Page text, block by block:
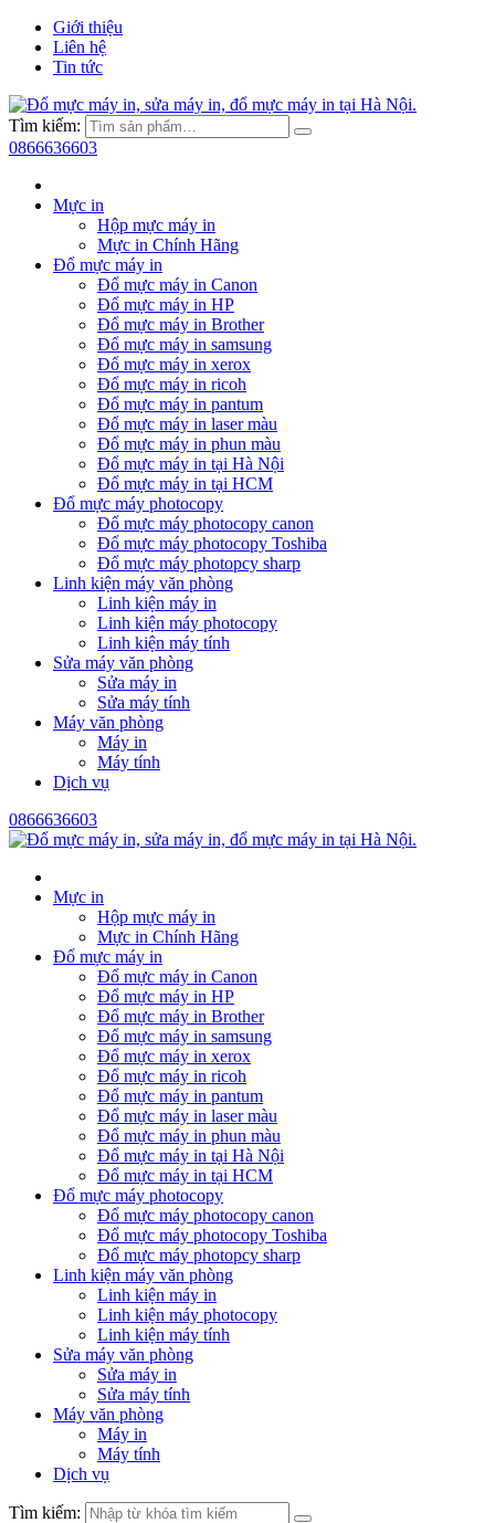
Giới thiệu
Liên hệ
Tin tức
Tìm kiếm:
0866636603
Mực in
Hộp mực máy in
Mực in Chính Hãng
Đổ mực máy in
Đổ mực máy in Canon
Đổ mực máy in HP
Đổ mực máy in Brother
Đổ mực máy in samsung
Đổ mực máy in xerox
Đổ mực máy in ricoh
Đổ mực máy in pantum
Đổ mực máy in laser màu
Đổ mực máy in phun màu
Đổ mực máy in tại Hà Nội
Đổ mực máy in tại HCM
Đổ mực máy photocopy
Đổ mực máy photocopy canon
Đổ mực máy photocopy Toshiba
Đổ mực máy photopcy sharp
Linh kiện máy văn phòng
Linh kiện máy in
Linh kiện máy photocopy
Linh kiện máy tính
Sửa máy văn phòng
Sửa máy in
Sửa máy tính
Máy văn phòng
Máy in
Máy tính
Dịch vụ
0866636603
Mực in
Hộp mực máy in
Mực in Chính Hãng
Đổ mực máy in
Đổ mực máy in Canon
Đổ mực máy in HP
Đổ mực máy in Brother
Đổ mực máy in samsung
Đổ mực máy in xerox
Đổ mực máy in ricoh
Đổ mực máy in pantum
Đổ mực máy in laser màu
Đổ mực máy in phun màu
Đổ mực máy in tại Hà Nội
Đổ mực máy in tại HCM
Đổ mực máy photocopy
Đổ mực máy photocopy canon
Đổ mực máy photocopy Toshiba
Đổ mực máy photopcy sharp
Linh kiện máy văn phòng
Linh kiện máy in
Linh kiện máy photocopy
Linh kiện máy tính
Sửa máy văn phòng
Sửa máy in
Sửa máy tính
Máy văn phòng
Máy in
Máy tính
Dịch vụ
Tìm kiếm: